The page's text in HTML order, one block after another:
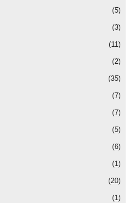
(5)
(3)
(11)
(2)
(35)
(7)
(7)
(5)
(6)
(1)
(20)
(1)